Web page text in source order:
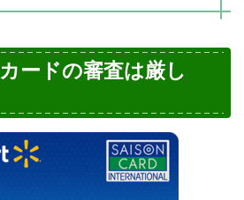
ードの審査は厳し